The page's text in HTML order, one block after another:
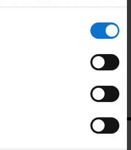
del lloc web de la